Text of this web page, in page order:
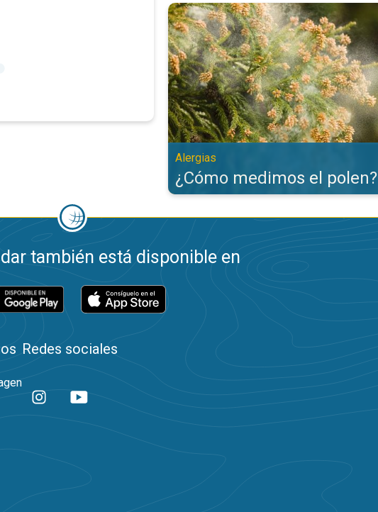
¿Cómo medimos el polen?. Alergias. . .
Alergias
¿Cómo medimos el polen?
también está disponible en
Redes sociales